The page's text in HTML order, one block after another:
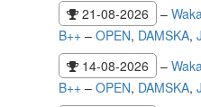
21-08-2026
–
B++ – OPEN, DAMSKA,
14-08-2026
–
B++ – OPEN, DAMSKA,